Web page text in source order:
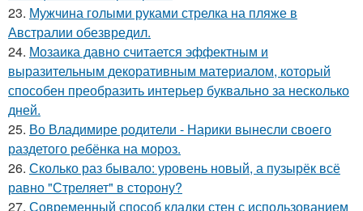
23. Мужчина голыми руками стрелка на пляже в
Австралии обезвредил.
24. Мозаика давно считается эффектным и
выразительным декоративным материалом, который
способен преобразить интерьер буквально за несколько
дней.
25. Во Владимире родители - Нарики вынесли своего
раздетого ребёнка на мороз.
26. Сколько раз бывало: уровень новый, а пузырёк всё
равно "Стреляет" в сторону?
27. Современный способ кладки стен с использованием